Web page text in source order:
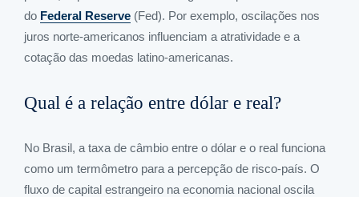
do Federal Reserve (Fed). Por exemplo, oscilações nos
juros norte-americanos influenciam a atratividade e a
cotação das moedas latino-americanas.
Qual é a relação entre dólar e real?
No Brasil, a taxa de câmbio entre o dólar e o real funciona
como um termômetro para a percepção de risco-país. O
fluxo de capital estrangeiro na economia nacional oscila